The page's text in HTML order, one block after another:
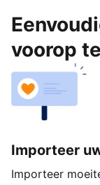
voorop
Importeer
Importeer